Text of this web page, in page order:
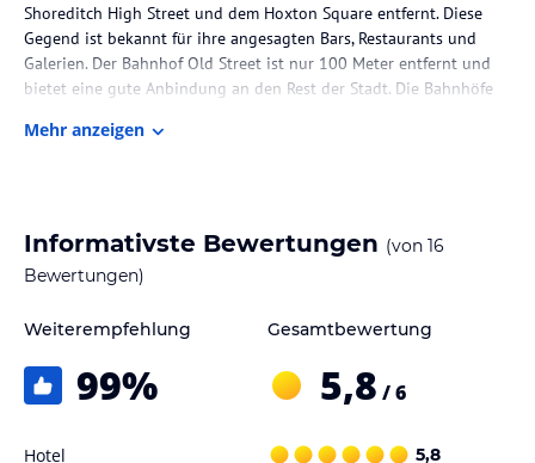
Shoreditch High Street und dem Hoxton Square entfernt. Diese
Gegend ist bekannt für ihre angesagten Bars, Restaurants und
Galerien. Der Bahnhof Old Street ist nur 100 Meter entfernt und
bietet eine gute Anbindung an den Rest der Stadt. Die Bahnhöfe
erholsamen Schlaf, und der 48-Zoll-Samsung-HD-TV bietet
kostenfreien Zugang zu Sky-Sport- und Filmkanälen. Kostenloses
ein eigenes Duschbad mit kostenfreien Pflegeprodukten.
Gastronomie im Hotel
Das Frühstück wird jeden Morgen im Café The Z serviert. Es
Müsli und frischen Obstsalat. Es gibt auch herzhafte
Mehr anzeigen
Informativste Bewertungen (von 16
Bewertungen)
Weiterempfehlung
99%
Gesamtbewertung
5,8 / 6
Hotel 5,8